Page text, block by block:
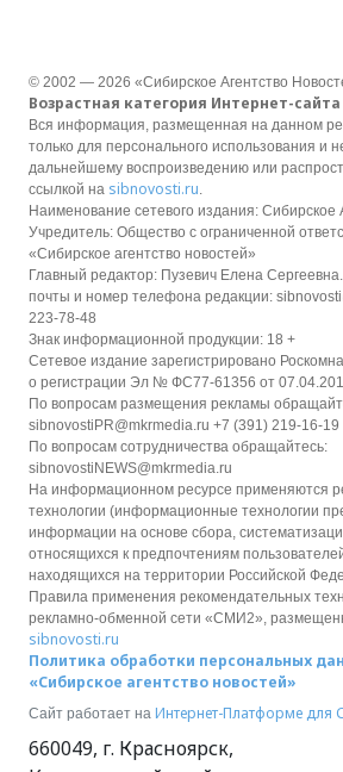
© 2002 — 2026 «Сибирское Агентство
Возрастная категория Интернет-сайта
Вся информация, размещенная на данном
только для персонального использования и
дальнейшему воспроизведению или
ссылкой на sibnovosti.ru.
Наименование сетевого издания: Сибирское
Учредитель: Общество с ограниченной
«Сибирское агентство новостей»
Главный редактор: Пузевич Елена
почты и номер телефона редакции:
223-78-48
Знак информационной продукции: 18 +
Сетевое издание зарегистрировано
о регистрации Эл № ФС77-61356 от
По вопросам размещения рекламы
sibnovostiPR@mkrmedia.ru +7 (391) 219-16-19
По вопросам сотрудничества обращайтесь:
sibnovostiNEWS@mkrmedia.ru
На информационном ресурсе применяются
технологии (информационные технологии
информации на основе сбора,
относящихся к предпочтениям
находящихся на территории Российской
Правила применения рекомендательных
рекламно-обменной сети «СМИ2»,
sibnovosti.ru
Политика обработки персональных
«Сибирское агентство новостей»
Сайт работает на Интернет-Платформе для
660049, г. Красноярск,